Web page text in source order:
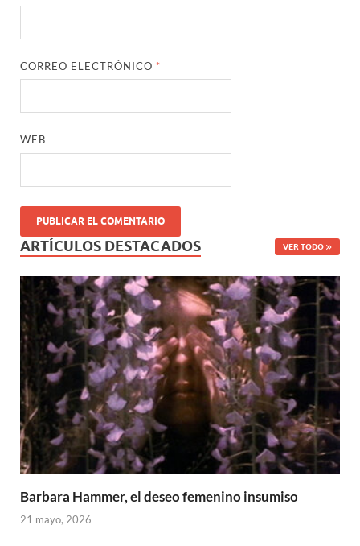
CORREO ELECTRÓNICO *
WEB
ARTÍCULOS DESTACADOS VER TODO
Barbara Hammer, el deseo femenino insumiso
21 mayo, 2026